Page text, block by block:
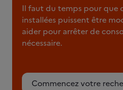
Il faut du temps pour que
installées puissent être
aider pour arrêter de
nécessaire.
Commencez votre